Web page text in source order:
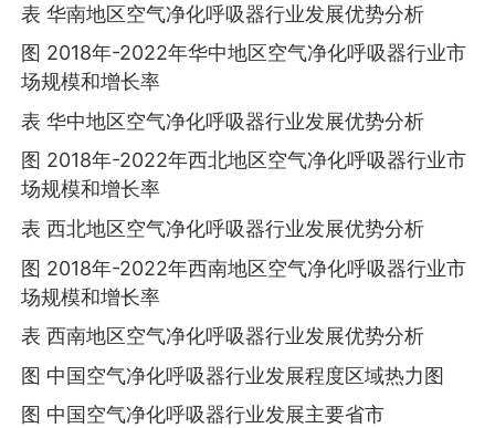
表 华南地区空气净化呼吸器行业发展优势分析
图 2018年-2022年华中地区空气净化呼吸器行业市
场规模和增长率
表 华中地区空气净化呼吸器行业发展优势分析
图 2018年-2022年西北地区空气净化呼吸器行业市
场规模和增长率
表 西北地区空气净化呼吸器行业发展优势分析
图 2018年-2022年西南地区空气净化呼吸器行业市
场规模和增长率
表 西南地区空气净化呼吸器行业发展优势分析
图 中国空气净化呼吸器行业发展程度区域热力图
图 中国空气净化呼吸器行业发展主要省市